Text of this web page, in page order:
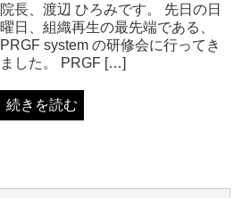
院長、渡辺 ひろみです。 先日の日
曜日、組織再生の最先端である、
PRGF system の研修会に行ってき
ました。 PRGF […]
続きを読む